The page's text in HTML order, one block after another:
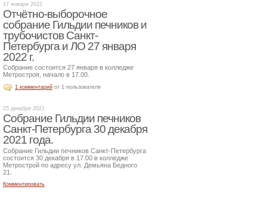
17 января 2022
Отчётно-выборочное
собрание Гильдии печников и
трубочистов Санкт-
Петербурга и ЛО 27 января
2022 г.
Собрание состоится 27 января в колледже
Метростроя, начало в 17.00.
1 комментарий от 1 пользователя
25 декабря 2021
Собрание Гильдии печников
Санкт-Петербурга 30 декабря
2021 года.
Собрание Гильдии печников Санкт-Петербурга
состоится 30 декабря в 17.00 в колледже
Метрострой по адресу ул. Демьяна Бедного
21.
Комментировать